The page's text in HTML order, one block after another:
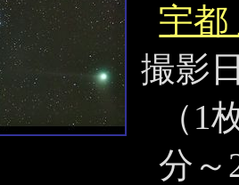
宇都
撮影
（1
分～